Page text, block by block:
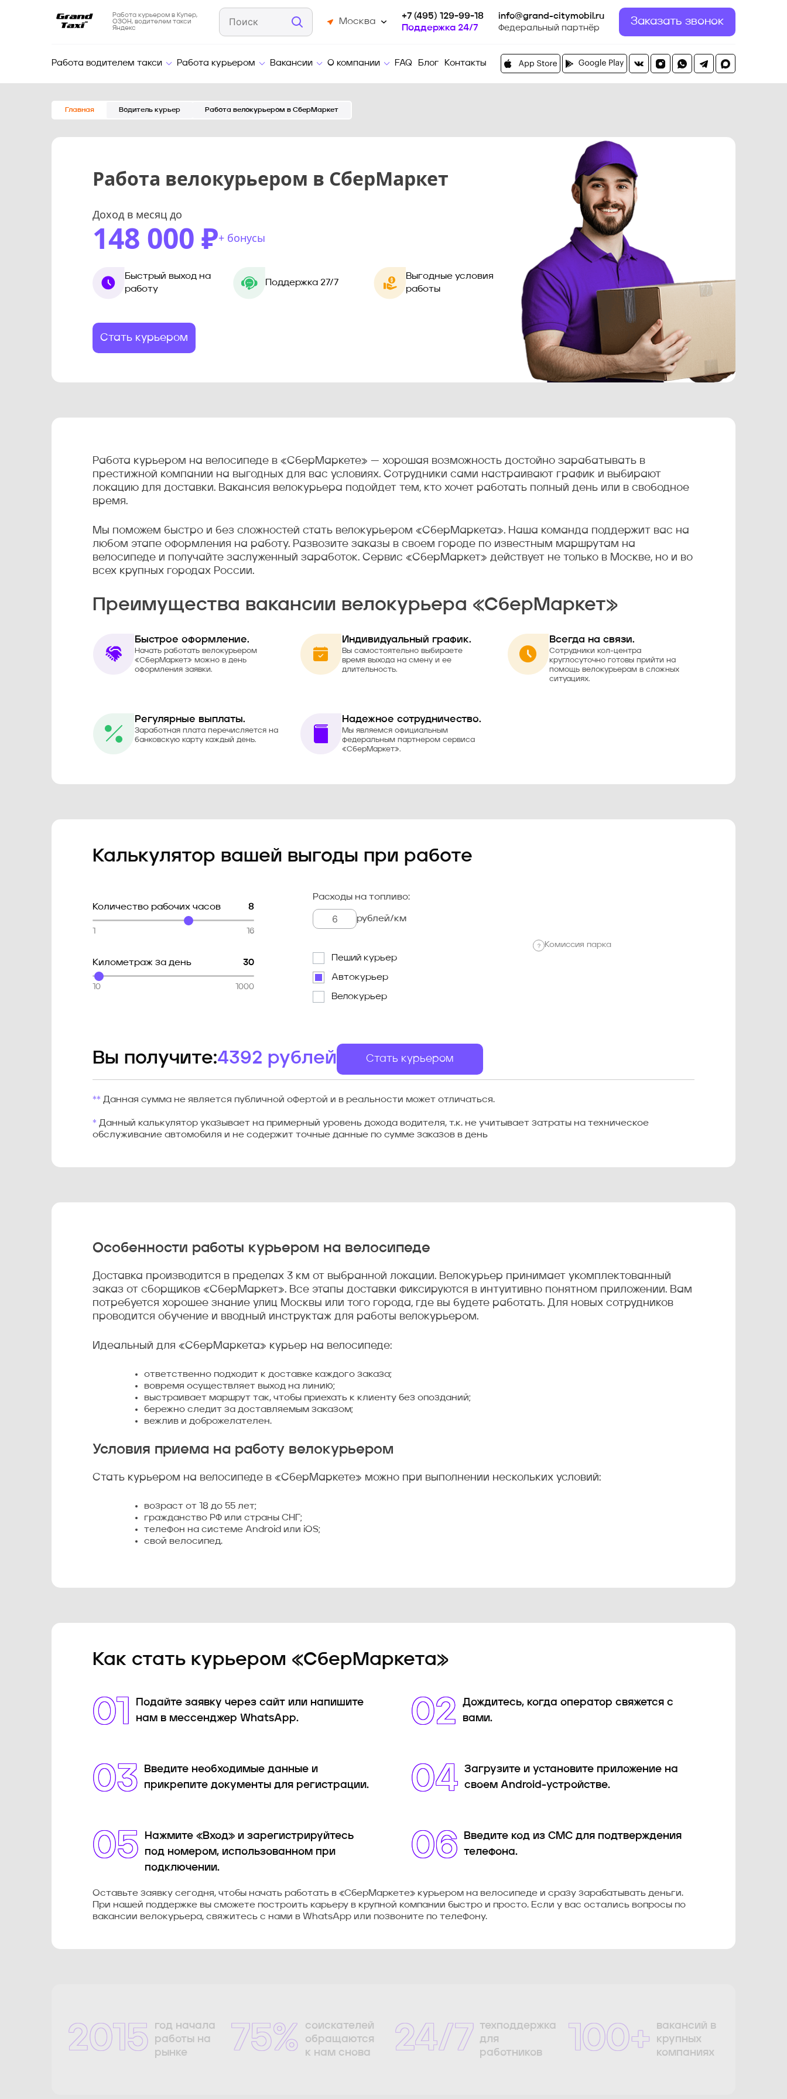
Работа курьером в Купер,
ОЗОН, водителем такси
Яндекс
Москва
+7 (495) 129-99-18
Поддержка 24/7
info@grand-citymobil.ru
Федеральный партнёр
Заказать звонок
Работа водителем такси Работа курьером Вакансии О компании FAQ Блог Контакты
Главная Водитель курьер Работа велокурьером в СберМаркет
Работа велокурьером в СберМаркет
Доход в месяц до
148 000 ₽+ бонусы
Быстрый выход на
работу
Поддержка 27/7
Выгодные условия
работы
Стать курьером
Работа курьером на велосипеде в «СберМаркете» — хорошая возможность достойно зарабатывать в
престижной компании на выгодных для вас условиях. Сотрудники сами настраивают график и выбирают
локацию для доставки. Вакансия велокурьера подойдет тем, кто хочет работать полный день или в свободное
время.
Мы поможем быстро и без сложностей стать велокурьером «СберМаркета». Наша команда поддержит вас на
любом этапе оформления на работу. Развозите заказы в своем городе по известным маршрутам на
велосипеде и получайте заслуженный заработок. Сервис «СберМаркет» действует не только в Москве, но и во
всех крупных городах России.
Преимущества вакансии велокурьера «СберМаркет»
Быстрое оформление.
Начать работать велокурьером
«СберМаркет» можно в день
оформления заявки.
Индивидуальный график.
Вы самостоятельно выбираете
время выхода на смену и ее
длительность.
Всегда на связи.
Сотрудники кол-центра
круглосуточно готовы прийти на
помощь велокурьерам в сложных
ситуациях.
Регулярные выплаты.
Заработная плата перечисляется на
банковскую карту каждый день.
Надежное сотрудничество.
Мы являемся официальным
федеральным партнером сервиса
«СберМаркет».
Калькулятор вашей выгоды при работе
Количество рабочих часов 8
16
Километраж за день 30
10 1000
Расходы на топливо:
рублей/км
Пеший курьер
Автокурьер
Велокурьер
Комиссия парка
Вы получите:4392 рублей Стать курьером
** Данная сумма не является публичной офертой и в реальности может отличаться.
* Данный калькулятор указывает на примерный уровень дохода водителя, т.к. не учитывает затраты на техническое
обслуживание автомобиля и не содержит точные данные по сумме заказов в день
Особенности работы курьером на велосипеде
Доставка производится в пределах 3 км от выбранной локации. Велокурьер принимает укомплектованный
заказ от сборщиков «СберМаркет». Все этапы доставки фиксируются в интуитивно понятном приложении. Вам
потребуется хорошее знание улиц Москвы или того города, где вы будете работать. Для новых сотрудников
проводится обучение и вводный инструктаж для работы велокурьером.
Идеальный для «СберМаркета» курьер на велосипеде:
ответственно подходит к доставке каждого заказа;
вовремя осуществляет выход на линию;
выстраивает маршрут так, чтобы приехать к клиенту без опозданий;
бережно следит за доставляемым заказом;
вежлив и доброжелателен.
Условия приема на работу велокурьером
Стать курьером на велосипеде в «СберМаркете» можно при выполнении нескольких условий:
возраст от 18 до 55 лет;
гражданство РФ или страны СНГ;
телефон на системе Android или iOS;
свой велосипед.
Как стать курьером «СберМаркета»
01
Подайте заявку через сайт или напишите
нам в мессенджер WhatsApp.
02
Дождитесь, когда оператор свяжется с
вами.
03
Введите необходимые данные и
прикрепите документы для регистрации.
04
Загрузите и установите приложение на
своем Android-устройстве.
05
Нажмите «Вход» и зарегистрируйтесь
под номером, использованном при
подключении.
06
Введите код из СМС для подтверждения
телефона.
Оставьте заявку сегодня, чтобы начать работать в «СберМаркете» курьером на велосипеде и сразу зарабатывать деньги.
При нашей поддержке вы сможете построить карьеру в крупной компании быстро и просто. Если у вас остались вопросы по
вакансии велокурьера, свяжитесь с нами в WhatsApp или позвоните по телефону.
2015
год начала
работы на
рынке
75%
соискателей
обращаются
к нам снова
24/7
техподдержка
для
работников
100+
вакансий в
крупных
компаниях